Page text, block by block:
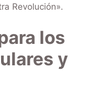
Revolución».
los
y